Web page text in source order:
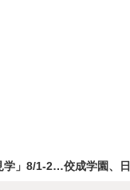
学」8/1-2…佼成学園、